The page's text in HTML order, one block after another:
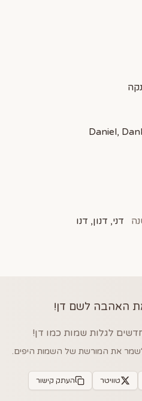
Daniel,
דני, דנון, דנו
את האהבה לשם דן!
לגלות שמות כמו דן!
לשמר את המורשת של השמות היפים.
טוויטר העתק קישור